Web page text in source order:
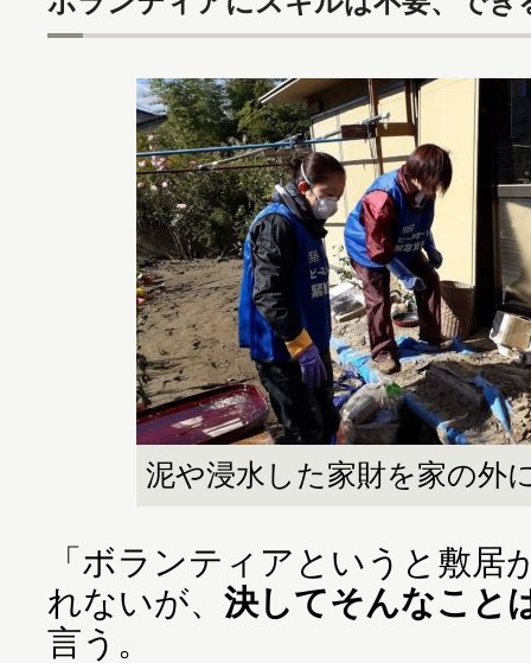
泥や浸水した家財を家の外
「ボランティアというと敷居
れないが、 決してそんなこと
言う。